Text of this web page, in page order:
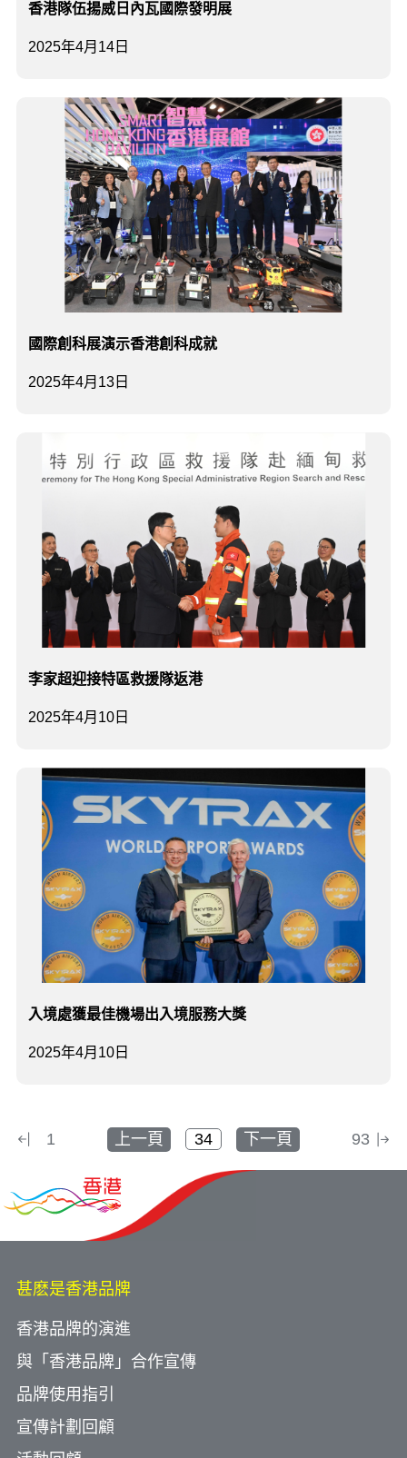
2025年4月14日
香港隊伍揚威日內瓦國際發明展
2025年4月13日
國際創科展演示香港創科成就
2025年4月10日
李家超迎接特區救援隊返港
2025年4月10日
入境處獲最佳機場出入境服務大獎
1 上一頁 下一頁 93
甚麽是香港品牌
香港品牌的演進
與「香港品牌」合作宣傳
品牌使用指引
宣傳計劃回顧